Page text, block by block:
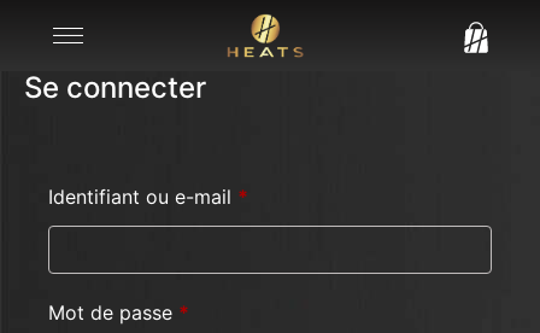
Se connecter
Identifiant ou e-mail *
Mot de passe *